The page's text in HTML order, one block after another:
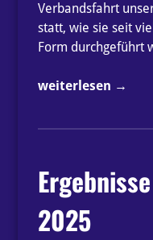
Verbandsfahrt
statt, wie sie seit
Form durchgeführt
„Stellungnahme
zur
Verbandsfahrt
auf
weiterlesen →
2025